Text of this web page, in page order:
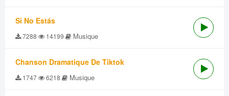
Si No Estás
7288 14199 Musique
Chanson Dramatique De Tiktok
1747 6218 Musique